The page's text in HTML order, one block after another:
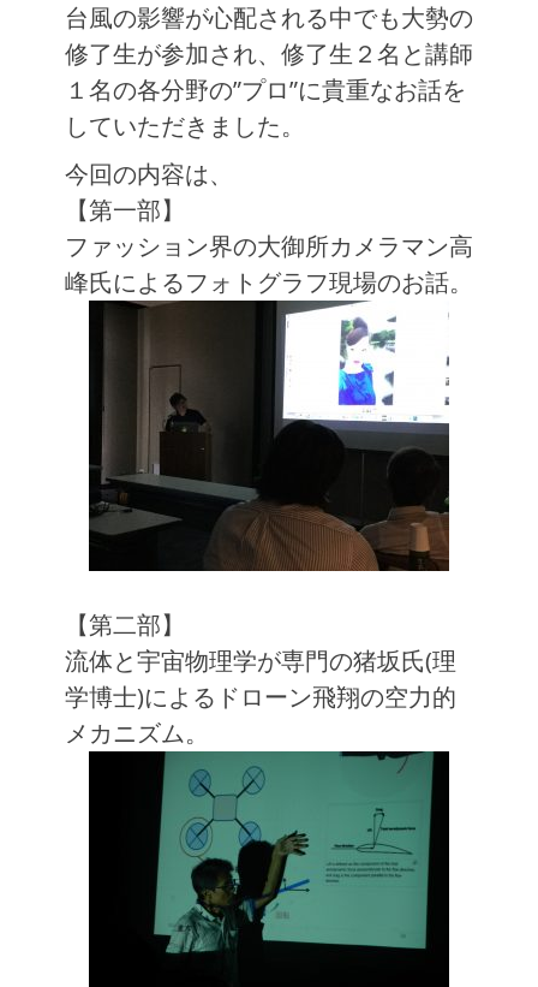
台風の影響が心配される中でも大勢の
修了生が参加され、修了生２名と講師
１名の各分野の”プロ”に貴重なお話を
していただきました。
今回の内容は、
【第一部】
ファッション界の大御所カメラマン高
峰氏によるフォトグラフ現場のお話。
【第二部】
流体と宇宙物理学が専門の猪坂氏(理
学博士)によるドローン飛翔の空力的
メカニズム。